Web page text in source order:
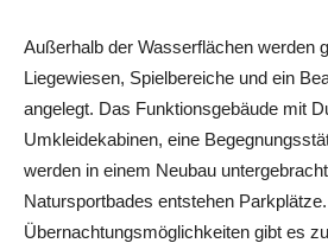
Außerhalb der Wasserflächen werden
Liegewiesen, Spielbereiche und ein
angelegt. Das Funktionsgebäude mit
Umkleidekabinen, eine
werden in einem Neubau
Natursportbades entstehen Parkplätze.
Übernachtungsmöglichkeiten gibt es